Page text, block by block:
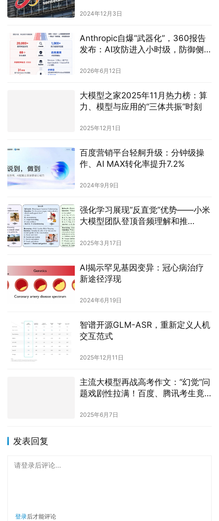
2024年12月3日
Anthropic自爆“武器化”，360报告
发布：AI攻防进入小时级，防御侧
2026年6月12日
大模型之家2025年11月热力榜：算
力、模型与应用的“三体共振”时刻
2025年12月1日
百度营销平台轻舸升级：分钟级操
作、AI MAX转化率提升7.2%
2024年9月9日
强化学习展现“反直觉”优势——小米
大模型团队登顶音频理解和推
2025年3月17日
AI揭示罕见基因变异：冠心病治疗
新途径浮现
2024年6月19日
智谱开源GLM-ASR，重新定义人机
交互范式
2025年12月11日
主流大模型再战高考作文：“幻觉”问
题戏剧性拉满！百度、腾讯考生竟
2025年6月7日
发表回复
请登录后评论...
登录后才能评论